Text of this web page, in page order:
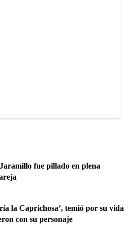
fue pillado en plena
la Caprichosa’, temió por su vida
con su personaje